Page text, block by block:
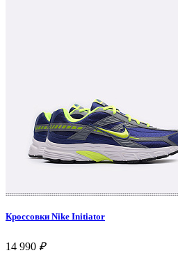
Кроссовки Nike Initiator
14 990 ₽